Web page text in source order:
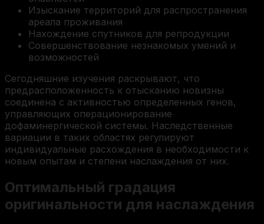
Изыскание территорий для распространения
ареала проживания
Нахождение спутников для репродукции
Совершенствование незнакомых умений и
возможностей
Сегодняшние изучения раскрывают, что
предрасположенность к отысканию новизны
соединена с активностью определенных генов,
управляющих операционирование
дофаминергической системы. Наследственные
вариации в таких областях регулируют
индивидуальные расхождения в необходимости к
новым опытам и степени наслаждения от них.
Оптимальный градация
оригинальности для наслаждения